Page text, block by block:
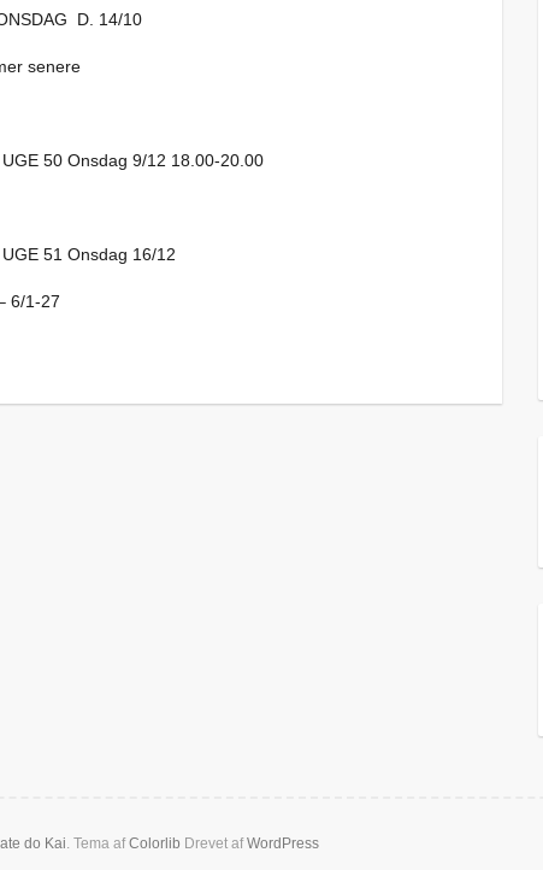
D. 14/10
senere
9/12 18.00-20.00
16/12
6/1-27
do Kai. Tema afColorlib Drevet afWordPress